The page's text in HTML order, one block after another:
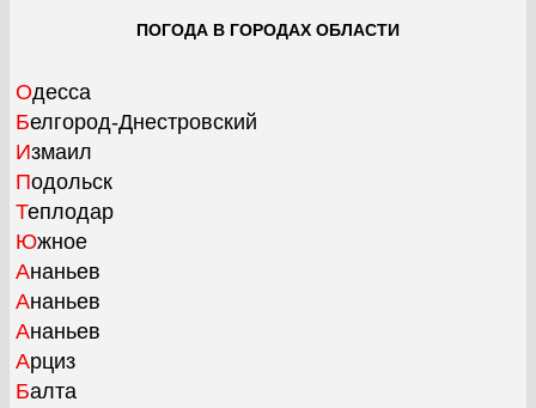
ПОГОДА В ГОРОДАХ ОБЛАСТИ
Одесса
Белгород-Днестровский
Измаил
Подольск
Теплодар
Южное
Ананьев
Ананьев
Ананьев
Арциз
Балта